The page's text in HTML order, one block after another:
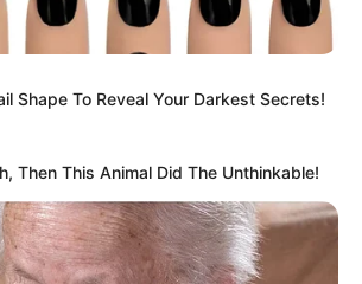
Shape To Reveal Your Darkest Secrets!
Then This Animal Did The Unthinkable!